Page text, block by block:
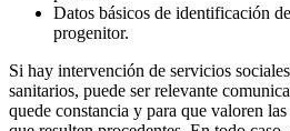
Datos básicos de identificación
progenitor.
Si hay intervención de servicios
sanitarios, puede ser relevante
quede constancia y para que valoren